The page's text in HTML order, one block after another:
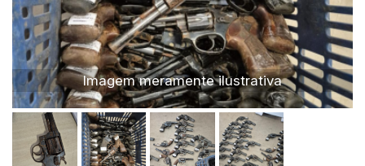
Caminhão
Carro
Carros
Moto
Motocicleta
Ônibus
Imagem meramente ilustrativa